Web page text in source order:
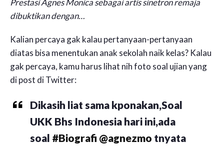
dibuktikan dengan…
Kalian percaya gak kalau pertanyaan-pertanyaan
diatas bisa menentukan anak sekolah naik kelas? Kalau
gak percaya, kamu harus lihat nih foto soal ujian yang
di post di Twitter:
Dikasih liat sama kponakan,Soal
UKK Bhs Indonesia hari ini,ada
soal #Biografi @agnezmo tnyata